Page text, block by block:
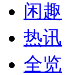
闲趣
热讯
全览